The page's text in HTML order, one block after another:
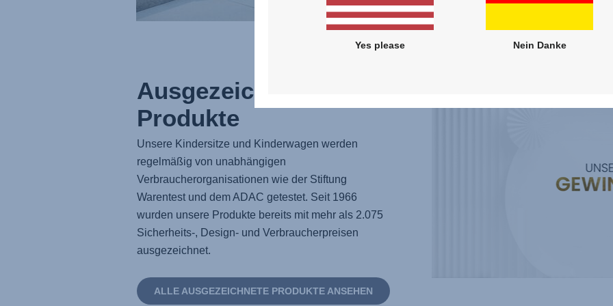
Ausgezeichnete
Produkte
Unsere Kindersitze und Kinderwagen werden
regelmäßig von unabhängigen
Verbraucherorganisationen wie der Stiftung
Warentest und dem ADAC getestet. Seit 1966
wurden unsere Produkte bereits mit mehr als 2.075
Sicherheits-, Design- und Verbraucherpreisen
ausgezeichnet.
ALLE AUSGEZEICHNETE PRODUKTE ANSEHEN
Yes please Nein Danke